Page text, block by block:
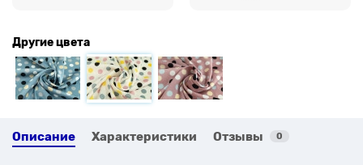
Другие цвета
Описание Характеристики Отзывы 0